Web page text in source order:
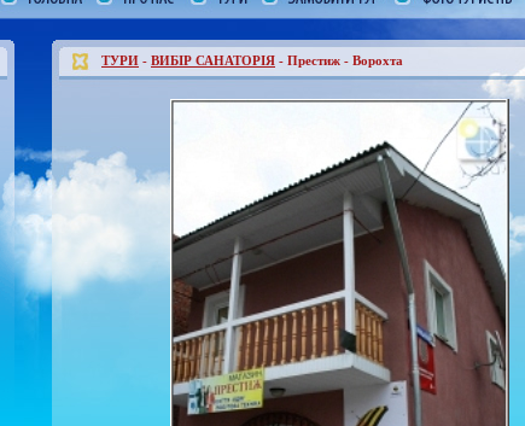
ТУРИ - ВИБІР САНАТОРІЯ - Престиж - Ворохта